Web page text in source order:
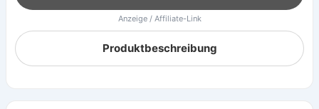
Anzeige / Affiliate-Link
Produktbeschreibung